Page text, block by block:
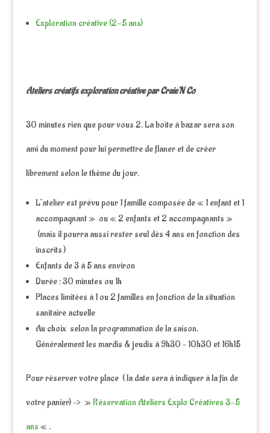
Exploration créative (2-5 ans)
Ateliers créatifs exploration créative par Craie’N Co
30 minutes rien que pour vous 2. La boîte à bazar sera son
ami du moment pour lui permettre de flaner et de créer
librement selon le thème du jour.
L’atelier est prévu pour 1 famille composée de « 1 enfant et 1
accompagnant » ou « 2 enfants et 2 accompagnants »
(mais il pourra aussi rester seul dès 4 ans en fonction des
inscrits )
Enfants de 3 à 5 ans environ
Durée : 30 minutes ou 1h
Places limitées à 1 ou 2 familles en fonction de la situation
sanitaire actuelle
Au choix selon la programmation de la saison.
Généralement les mardis & jeudis à 9h30 – 10h30 et 16h15
Pour réserver votre place ( la date sera à indiquer à la fin de
votre panier) –> »Réservation Ateliers Explo Créatives 3-5
ans « .